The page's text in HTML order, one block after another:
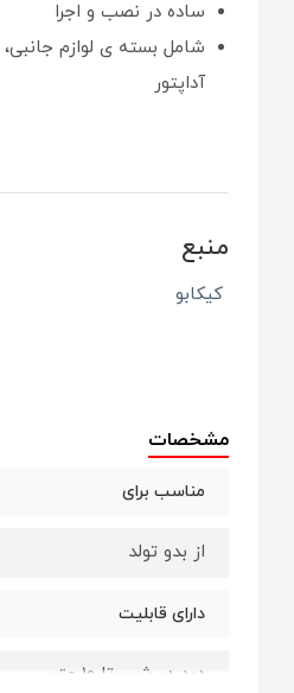
ساده در نصب و اجرا
شامل بسته ی لوازم
آداپتور
منبع
کیکابو
مشخصات
مناسب برای
از بدو تولد
دارای قابلیت
دید در شب تا 10 متر